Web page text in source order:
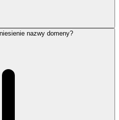
nazwy domeny?